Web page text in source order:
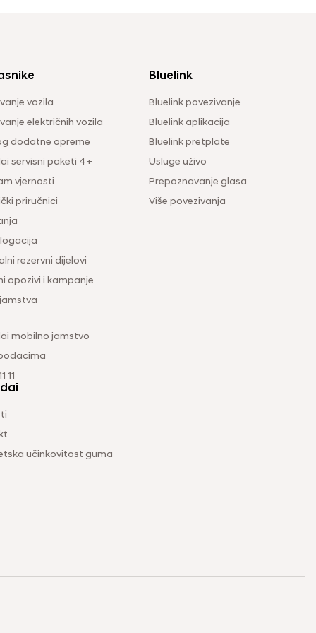
vozila
električnih vozila
dodatne opreme
servisni paketi 4+
vjernosti
priručnici
rezervni dijelovi
opozivi i kampanje
mobilno jamstvo
11
Bluelink
Bluelink povezivanje
Bluelink aplikacija
Bluelink pretplate
Usluge uživo
Prepoznavanje glasa
Više povezivanja
učinkovitost guma